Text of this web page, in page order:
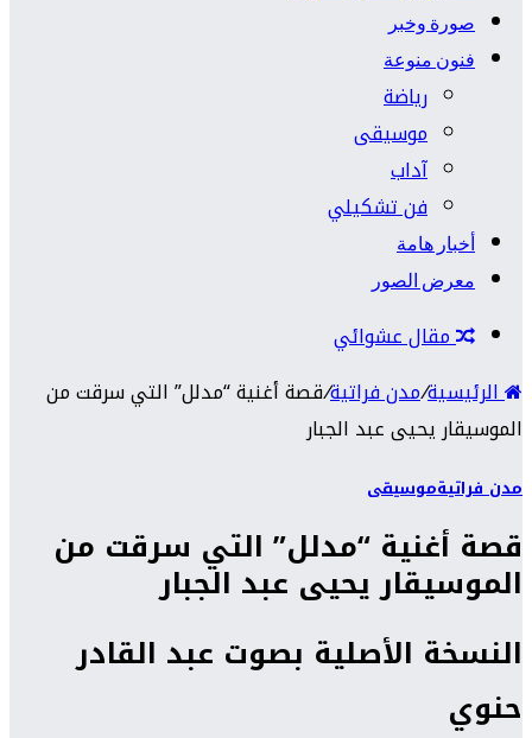
صورة وخبر
فنون منوعة
رياضة
موسيقى
آداب
فن تشكيلي
أخبار هامة
معرض الصور
مقال عشوائي
الرئيسية/مدن فراتية/قصة أغنية “مدلل” التي سرقت من
الموسيقار يحيى عبد الجبار
مدن فراتيةموسيقى
قصة أغنية “مدلل” التي سرقت من
الموسيقار يحيى عبد الجبار
النسخة الأصلية بصوت عبد القادر
حنوي